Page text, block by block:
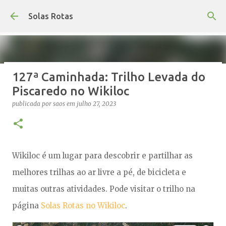
Avançar para o conteúdo principal
Solas Rotas
Os Solas Rotas estão de férias
publicada porsaos emjulho 03, 2026
127ª Caminhada: Trilho Levada do
Piscaredo no Wikiloc
publicada por saos em julho 27, 2023
Wikiloc é um lugar para descobrir e partilhar as
melhores trilhas ao ar livre a pé, de bicicleta e
muitas outras atividades. Pode visitar o trilho na
página Solas Rotas no Wikiloc.